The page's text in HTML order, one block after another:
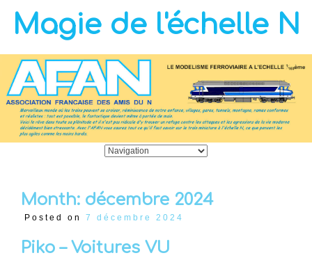
Magie de l'échelle N
Month: décembre 2024
Posted on 7 décembre 2024
Piko – Voitures VU